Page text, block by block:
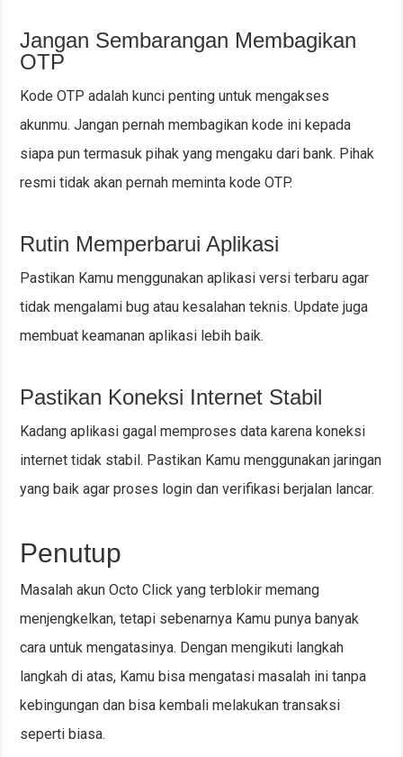
Jangan Sembarangan Membagikan
OTP
Kode OTP adalah kunci penting untuk mengakses
akunmu. Jangan pernah membagikan kode ini kepada
siapa pun termasuk pihak yang mengaku dari bank. Pihak
resmi tidak akan pernah meminta kode OTP.
Rutin Memperbarui Aplikasi
Pastikan Kamu menggunakan aplikasi versi terbaru agar
tidak mengalami bug atau kesalahan teknis. Update juga
membuat keamanan aplikasi lebih baik.
Pastikan Koneksi Internet Stabil
Kadang aplikasi gagal memproses data karena koneksi
internet tidak stabil. Pastikan Kamu menggunakan jaringan
yang baik agar proses login dan verifikasi berjalan lancar.
Penutup
Masalah akun Octo Click yang terblokir memang
menjengkelkan, tetapi sebenarnya Kamu punya banyak
cara untuk mengatasinya. Dengan mengikuti langkah
langkah di atas, Kamu bisa mengatasi masalah ini tanpa
kebingungan dan bisa kembali melakukan transaksi
seperti biasa.